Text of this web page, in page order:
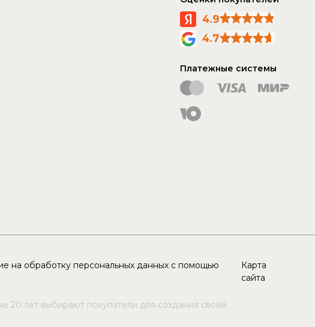
4.9
4.7
Платежные системы
на обработку персональных данных с помощью
Карта
сайта
лет выбирают покупатели для создания своей